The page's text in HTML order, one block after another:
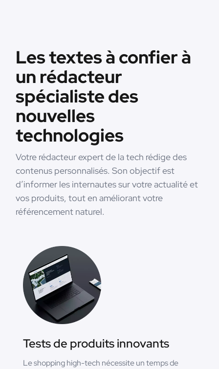
Les textes à confier à
un rédacteur
spécialiste des
nouvelles
technologies
Votre rédacteur expert de la tech rédige des
contenus personnalisés. Son objectif est
d’informer les internautes sur votre actualité et
vos produits, tout en améliorant votre
référencement naturel.
Tests de produits innovants
Le shopping high-tech nécessite un temps de